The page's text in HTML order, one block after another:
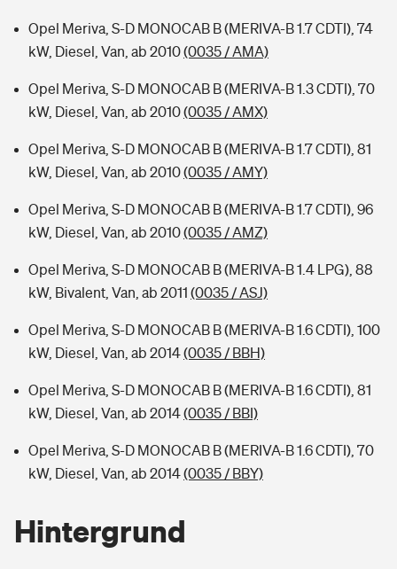
Opel Meriva, S-D MONOCAB B (MERIVA-B 1.7 CDTI), 74
kW, Diesel, Van, ab 2010(0035 / AMA)
Opel Meriva, S-D MONOCAB B (MERIVA-B 1.3 CDTI), 70
kW, Diesel, Van, ab 2010(0035 / AMX)
Opel Meriva, S-D MONOCAB B (MERIVA-B 1.7 CDTI), 81
kW, Diesel, Van, ab 2010(0035 / AMY)
Opel Meriva, S-D MONOCAB B (MERIVA-B 1.7 CDTI), 96
kW, Diesel, Van, ab 2010(0035 / AMZ)
Opel Meriva, S-D MONOCAB B (MERIVA-B 1.4 LPG), 88
kW, Bivalent, Van, ab 2011 (0035 / ASJ)
Opel Meriva, S-D MONOCAB B (MERIVA-B 1.6 CDTI), 100
kW, Diesel, Van, ab 2014(0035 / BBH)
Opel Meriva, S-D MONOCAB B (MERIVA-B 1.6 CDTI), 81
kW, Diesel, Van, ab 2014(0035 / BBI)
Opel Meriva, S-D MONOCAB B (MERIVA-B 1.6 CDTI), 70
kW, Diesel, Van, ab 2014(0035 / BBY)
Hintergrund